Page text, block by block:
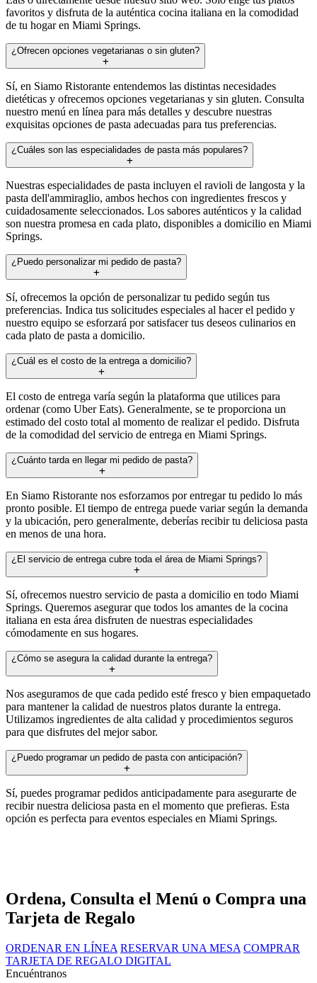
favoritos y disfruta de la auténtica cocina italiana en la comodidad
de tu hogar en Miami Springs.
¿Ofrecen opciones vegetarianas o sin gluten?
Sí, en Siamo Ristorante entendemos las distintas necesidades
dietéticas y ofrecemos opciones vegetarianas y sin gluten. Consulta
nuestro menú en línea para más detalles y descubre nuestras
exquisitas opciones de pasta adecuadas para tus preferencias.
¿Cuáles son las especialidades de pasta más populares?
Nuestras especialidades de pasta incluyen el ravioli de langosta y la
pasta dell'ammiraglio, ambos hechos con ingredientes frescos y
cuidadosamente seleccionados. Los sabores auténticos y la calidad
son nuestra promesa en cada plato, disponibles a domicilio en Miami
Springs.
¿Puedo personalizar mi pedido de pasta?
Sí, ofrecemos la opción de personalizar tu pedido según tus
preferencias. Indica tus solicitudes especiales al hacer el pedido y
nuestro equipo se esforzará por satisfacer tus deseos culinarios en
cada plato de pasta a domicilio.
¿Cuál es el costo de la entrega a domicilio?
El costo de entrega varía según la plataforma que utilices para
ordenar (como Uber Eats). Generalmente, se te proporciona un
estimado del costo total al momento de realizar el pedido. Disfruta
de la comodidad del servicio de entrega en Miami Springs.
¿Cuánto tarda en llegar mi pedido de pasta?
En Siamo Ristorante nos esforzamos por entregar tu pedido lo más
pronto posible. El tiempo de entrega puede variar según la demanda
y la ubicación, pero generalmente, deberías recibir tu deliciosa pasta
en menos de una hora.
¿El servicio de entrega cubre toda el área de Miami Springs?
Sí, ofrecemos nuestro servicio de pasta a domicilio en todo Miami
Springs. Queremos asegurar que todos los amantes de la cocina
italiana en esta área disfruten de nuestras especialidades
cómodamente en sus hogares.
¿Cómo se asegura la calidad durante la entrega?
Nos aseguramos de que cada pedido esté fresco y bien empaquetado
para mantener la calidad de nuestros platos durante la entrega.
Utilizamos ingredientes de alta calidad y procedimientos seguros
para que disfrutes del mejor sabor.
¿Puedo programar un pedido de pasta con anticipación?
Sí, puedes programar pedidos anticipadamente para asegurarte de
recibir nuestra deliciosa pasta en el momento que prefieras. Esta
opción es perfecta para eventos especiales en Miami Springs.
Ordena, Consulta el Menú o Compra una
Tarjeta de Regalo
ORDENAR EN LÍNEA RESERVAR UNA MESA COMPRAR
TARJETA DE REGALO DIGITAL
Encuéntranos